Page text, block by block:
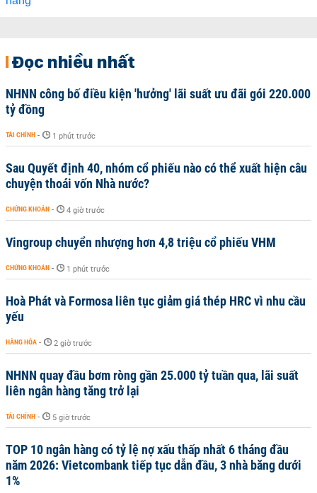
Đọc nhiều nhất
NHNN công bố điều kiện 'hưởng' lãi suất ưu đãi gói 220.000
tỷ đồng
TÀI CHÍNH - 1 phút trước
Sau Quyết định 40, nhóm cổ phiếu nào có thể xuất hiện câu
chuyện thoái vốn Nhà nước?
CHỨNG KHOÁN - 4 giờ trước
Vingroup chuyển nhượng hơn 4,8 triệu cổ phiếu VHM
CHỨNG KHOÁN - 1 phút trước
Hoà Phát và Formosa liên tục giảm giá thép HRC vì nhu cầu
yếu
HÀNG HÓA - 2 giờ trước
NHNN quay đầu bơm ròng gần 25.000 tỷ tuần qua, lãi suất
liên ngân hàng tăng trở lại
TÀI CHÍNH - 5 giờ trước
TOP 10 ngân hàng có tỷ lệ nợ xấu thấp nhất 6 tháng đầu
năm 2026: Vietcombank tiếp tục dẫn đầu, 3 nhà băng dưới
1%